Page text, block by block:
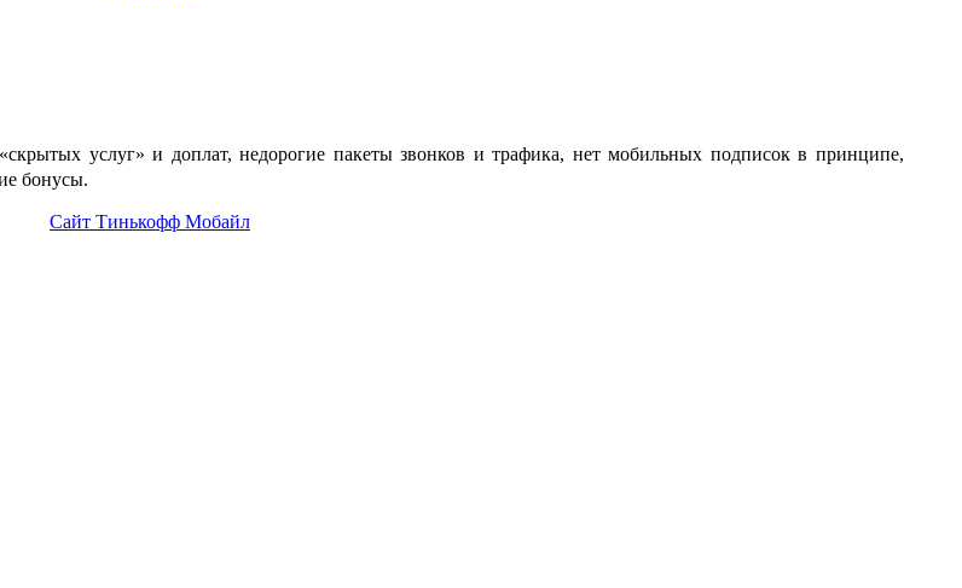
услуг» и доплат, недорогие пакеты звонков и трафика, нет мобильных подписок в принципе,
бонусы.
Сайт Тинькофф Мобайл